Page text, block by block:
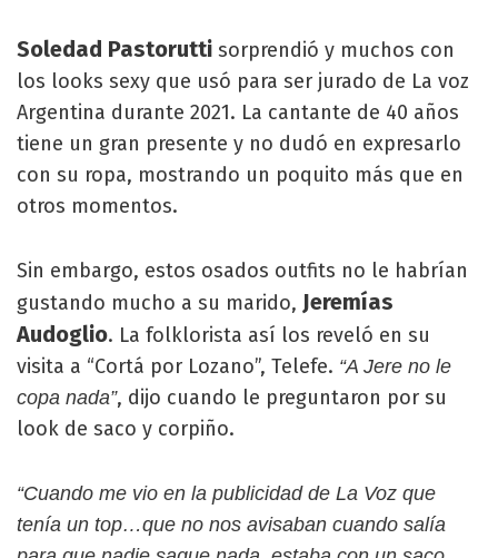
Soledad Pastorutti sorprendió y muchos con
los looks sexy que usó para ser jurado de La voz
Argentina durante 2021. La cantante de 40 años
tiene un gran presente y no dudó en expresarlo
con su ropa, mostrando un poquito más que en
otros momentos.
Sin embargo, estos osados outfits no le habrían
gustando mucho a su marido, Jeremías
Audoglio. La folklorista así los reveló en su
visita a “Cortá por Lozano”, Telefe. “A Jere no le
copa nada”, dijo cuando le preguntaron por su
look de saco y corpiño.
“Cuando me vio en la publicidad de La Voz que
tenía un top…que no nos avisaban cuando salía